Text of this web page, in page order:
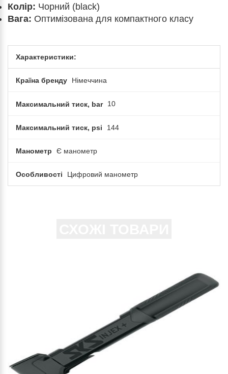
Колір: Чорний (black)
Вага: Оптимізована для компактного класу
Характеристики:
Країна бренду Німеччина
Максимальний тиск, bar 10
Максимальний тиск, psi 144
Манометр Є манометр
Особливості Цифровий манометр